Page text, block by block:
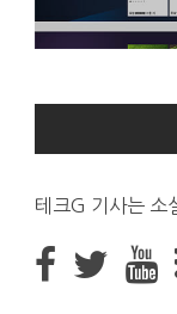
테크G 기사는 소